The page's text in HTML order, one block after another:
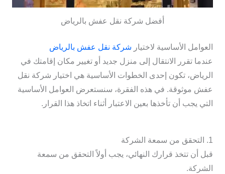
أفضل شركة نقل عفش بالرياض
العوامل الأساسية لاختيار شركة نقل عفش بالرياض
عندما تقرر الانتقال إلى منزل جديد أو تغيير مكان إقامتك في
الرياض، تكون إحدى الخطوات الأساسية هي اختيار شركة نقل
عفش موثوقة. في هذه الفقرة، سنستعرض العوامل الأساسية
التي يجب أن تأخذها بعين الاعتبار أثناء اتخاذ هذا القرار.
1. التحقق من سمعة الشركة
قبل أن تتخذ قرارك النهائي، يجب أولاً التحقق من سمعة
الشركة.